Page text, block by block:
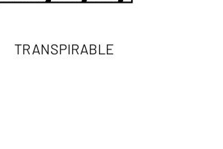
TRANSPIRABLE